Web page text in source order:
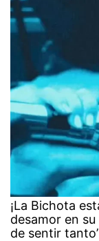
¡La Bichota
desamor en
de sentir tanto’